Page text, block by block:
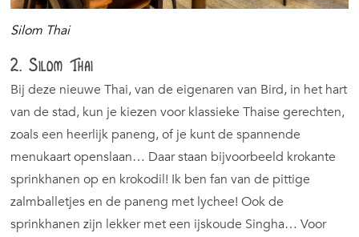
Silom Thai
2. Silom Thai
Bij deze nieuwe Thai, van de eigenaren van Bird, in het hart
van de stad, kun je kiezen voor klassieke Thaise gerechten,
zoals een heerlijk paneng, of je kunt de spannende
menukaart openslaan… Daar staan bijvoorbeeld krokante
sprinkhanen op en krokodil! Ik ben fan van de pittige
zalmballetjes en de paneng met lychee! Ook de
sprinkhanen zijn lekker met een ijskoude Singha… Voor